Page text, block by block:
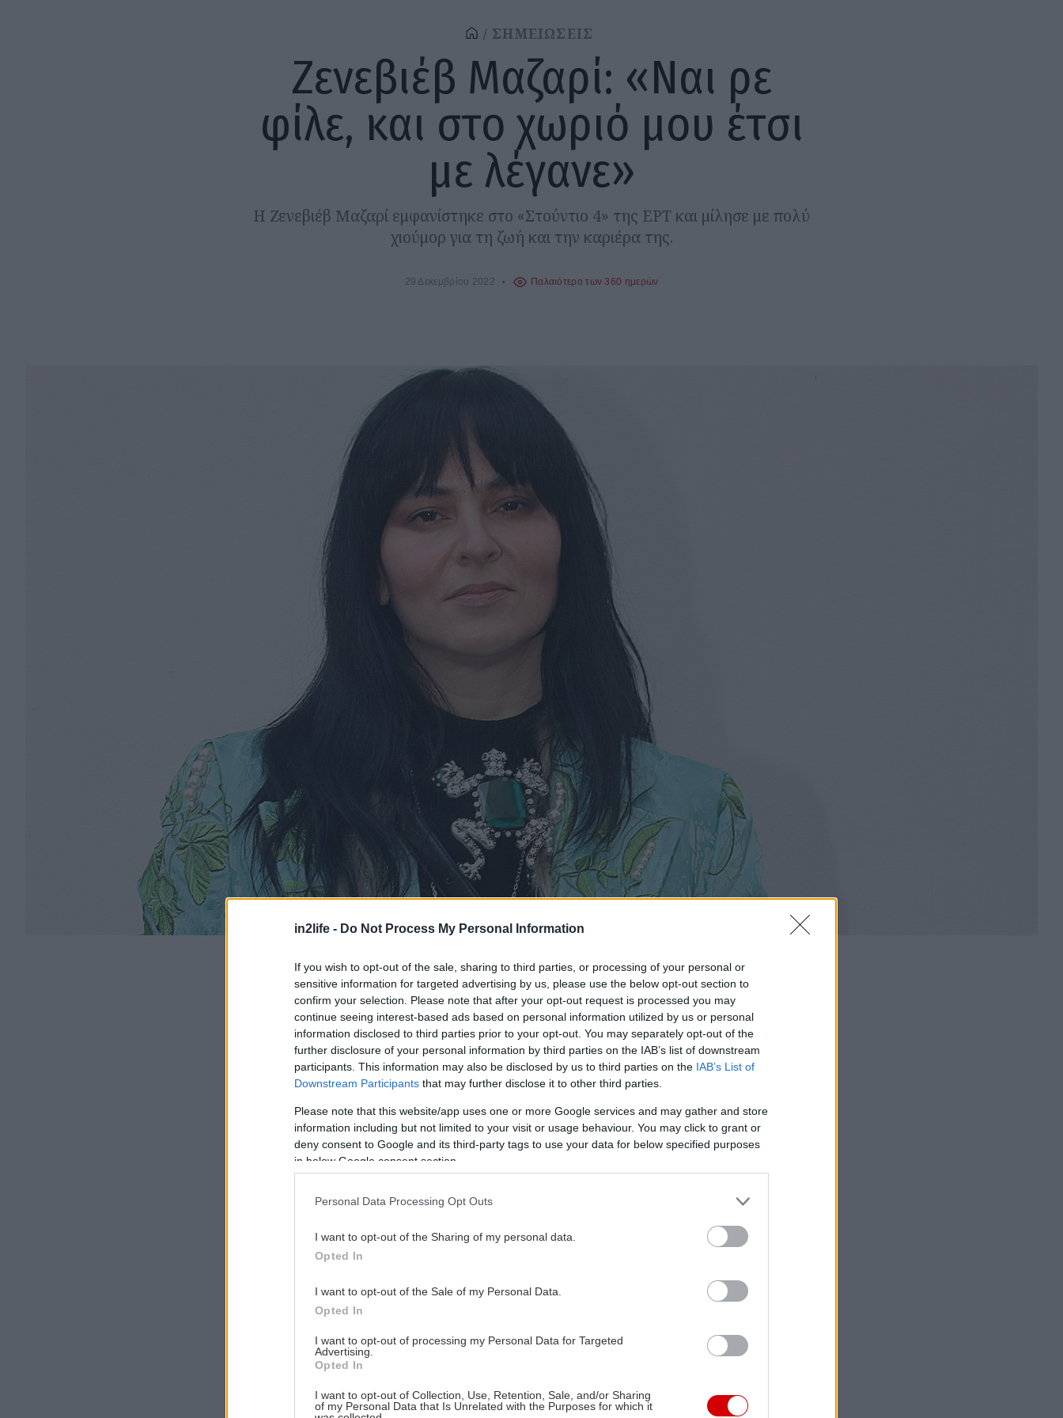
in2life - Do Not Process My Personal Information
If you wish to opt-out of the sale, sharing to third parties, or processing of your personal or
sensitive information for targeted advertising by us, please use the below opt-out section to
confirm your selection. Please note that after your opt-out request is processed you may
continue seeing interest-based ads based on personal information utilized by us or personal
information disclosed to third parties prior to your opt-out. You may separately opt-out of the
further disclosure of your personal information by third parties on the IAB’s list of downstream
participants. This information may also be disclosed by us to third parties on the IAB’s List of
Downstream Participants that may further disclose it to other third parties.
Please note that this website/app uses one or more Google services and may gather and store
information including but not limited to your visit or usage behaviour. You may click to grant or
deny consent to Google and its third-party tags to use your data for below specified purposes
in below Google consent section.
Personal Data Processing Opt Outs
I want to opt-out of the Sharing of my personal data.
Opted In
I want to opt-out of the Sale of my Personal Data.
Opted In
I want to opt-out of processing my Personal Data for Targeted
Advertising.
Opted In
I want to opt-out of Collection, Use, Retention, Sale, and/or Sharing
of my Personal Data that Is Unrelated with the Purposes for which it
ΣΗΜΕΙΩΣΕΙΣ
Ζενεβιέβ Μαζαρί: «Ναι ρε
φίλε, και στο χωριό μου έτσι
με λέγανε»
Η Ζενεβιέβ Μαζαρί εμφανίστηκε στο «Στούντιο 4» της ΕΡΤ και μίλησε με πολύ
χιούμορ για τη ζωή και την καριέρα της.
29 Δεκεμβρίου 2022 Παλαιότερο των 360 ημερών